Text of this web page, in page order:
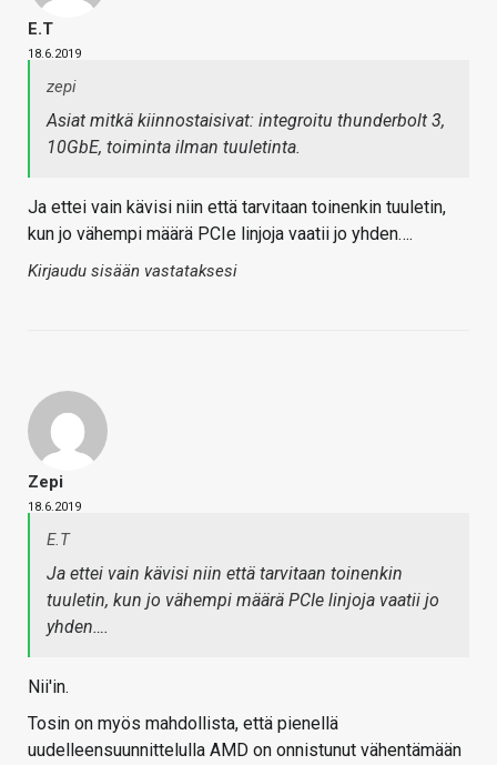
E.T
18.6.2019
zepi
Asiat mitkä kiinnostaisivat: integroitu thunderbolt 3,
10GbE, toiminta ilman tuuletinta.
Ja ettei vain kävisi niin että tarvitaan toinenkin tuuletin,
kun jo vähempi määrä PCIe linjoja vaatii jo yhden….
Kirjaudu sisään vastataksesi
Zepi
18.6.2019
E.T
Ja ettei vain kävisi niin että tarvitaan toinenkin
tuuletin, kun jo vähempi määrä PCIe linjoja vaatii jo
yhden….
Nii'in.
Tosin on myös mahdollista, että pienellä
uudelleensuunnittelulla AMD on onnistunut vähentämään